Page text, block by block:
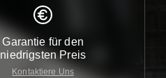
Garantie für den
niedrigsten Preis
Kontaktiere Uns